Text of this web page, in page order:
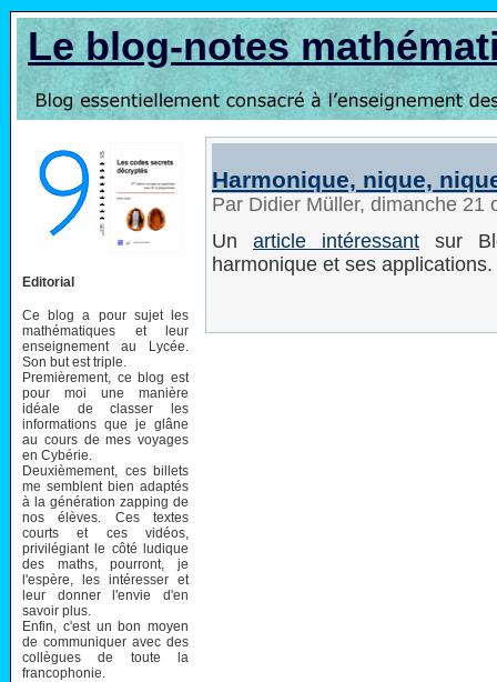
Le blog-notes
Editorial
Ce blog a pour sujet les
mathématiques et leur
enseignement au Lycée.
Son but est triple.
Premièrement, ce blog est
pour moi une manière
idéale de classer les
informations que je glâne
au cours de mes voyages
en Cybérie.
Deuxièmement, ces billets
me semblent bien adaptés
à la génération zapping de
nos élèves. Ces textes
courts et ces vidéos,
privilégiant le côté ludique
des maths, pourront, je
l'espère, les intéresser et
leur donner l'envie d'en
savoir plus.
Enfin, c'est un bon moyen
de communiquer avec des
collègues de toute la
francophonie.
Harmonique, nique,
Par Didier Müller, dimanche
Un article intéressant sur
harmonique et ses applications.